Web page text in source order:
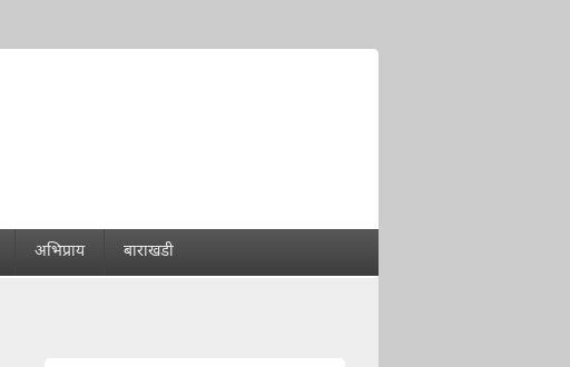
अभिप्राय बाराखडी